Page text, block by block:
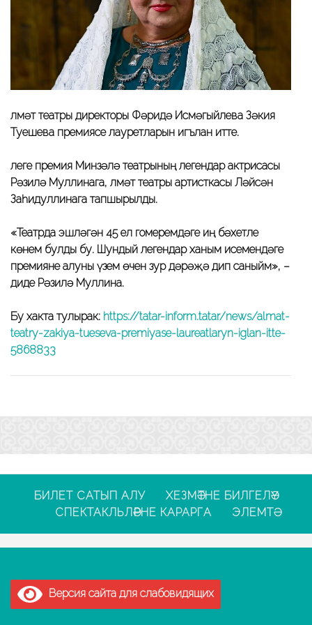
Әлмәт театры директоры Фәридә Исмәгыйлева Зәкия
Туешева премиясе лауретларын игълан итте.
Әлеге премия Минзәлә театрының легендар актрисасы
Рәзилә Муллинага, Әлмәт театры артисткасы Ләйсән
Заһидуллинага тапшырылды.
«Театрда эшләгән 45 ел гомеремдәге иң бәхетле
көнем булды бу. Шундый легендар ханым исемендәге
премияне алуны үзем өчен зур дәрәҗә дип саныйм», –
диде Рәзилә Муллина.
Бу хакта тулырак: https://tatar-inform.tatar/news/almat-
teatry-zakiya-tueseva-premiyase-laureatlaryn-iglan-itte-
5868833
БИЛЕТ САТЫП АЛУ
ХЕЗМӘТНЕ БИЛГЕЛӘҮ
СПЕКТАКЛЬЛӘРНЕ КАРАРГА
ЭЛЕМТӘ
Версия сайта для слабовидящих